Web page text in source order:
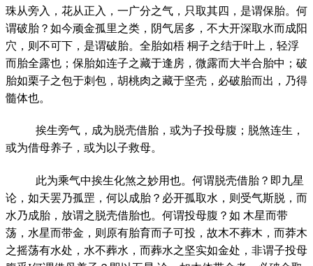
珠从旁入，花从正入，一广分之气，只取其四，是谓保胎。何
谓破胎？如今顽金孤里之类，阴气居多，不大开深取水而成阳
穴，则不可下，是谓破胎。全胎如梧 桐子之结于叶上，轻浮
而胎全露也；保胎如连子之藏于逢房，微露而大半合胎中；破
胎如栗子之包于刺包，胡桃肉之藏于坚壳，必破胎而出，乃得
髓体也。
挨生旁气，成为脱壳借胎，或为子投母腹；脱煞连生，
或为借母养子，或为以子救母。
此为乘气中挨生化煞之妙用也。何谓脱壳借胎？即九星
论，如天罢乃孤罡，何以成胎？必开孤取水，则受气斯脱，而
水乃成胎，放谓之脱壳借胎也。何谓投母腹？如 木星而带
荡，水星而带金，则原有胎育而子可投，故木不葬木，而莽木
之摇荡有水处，水不葬水，而葬水之坚实如金处，非谓子投母